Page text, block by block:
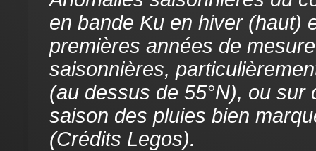
en bande Ku en hiver (haut)
premières années de
saisonnières,
(au dessus de 55°N), ou
saison des pluies bien
(Crédits Legos).